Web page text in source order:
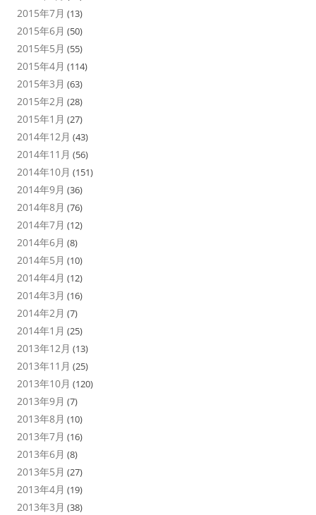
2015年7月 (13)
2015年6月 (50)
2015年5月 (55)
2015年4月 (114)
2015年3月 (63)
2015年2月 (28)
2015年1月 (27)
2014年12月 (43)
2014年11月 (56)
2014年10月 (151)
2014年9月 (36)
2014年8月 (76)
2014年7月 (12)
2014年6月 (8)
2014年5月 (10)
2014年4月 (12)
2014年3月 (16)
2014年2月 (7)
2014年1月 (25)
2013年12月 (13)
2013年11月 (25)
2013年10月 (120)
2013年9月 (7)
2013年8月 (10)
2013年7月 (16)
2013年6月 (8)
2013年5月 (27)
2013年4月 (19)
2013年3月 (38)